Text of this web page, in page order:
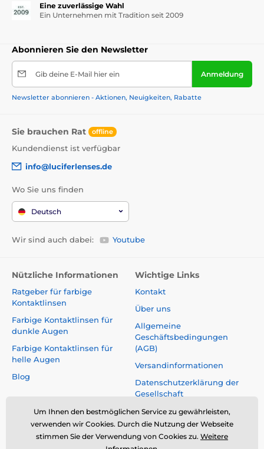
Eine zuverlässige Wahl
Ein Unternehmen mit Tradition seit 2009
Abonnieren Sie den Newsletter
Gib deine E-Mail hier ein Anmeldung
Newsletter abonnieren - Aktionen, Neuigkeiten, Rabatte
Sie brauchen Rat offline
Kundendienst ist verfügbar
info@luciferlenses.de
Wo Sie uns finden
Deutsch
Wir sind auch dabei: Youtube
Nützliche Informationen
Ratgeber für farbige
Kontaktlinsen
Farbige Kontaktlinsen für
dunkle Augen
Farbige Kontaktlinsen für
helle Augen
Blog
Wichtige Links
Kontakt
Über uns
Allgemeine
Geschäftsbedingungen
(AGB)
Versandinformationen
Datenschutzerklärung der
Gesellschaft
Reklamationen und Rücktritt
vom Vertrag
Sicherheit und Qualität ohne
Um Ihnen den bestmöglichen Service zu gewährleisten,
verwenden wir Cookies. Durch die Nutzung der Webseite
stimmen Sie der Verwendung von Cookies zu. Weitere